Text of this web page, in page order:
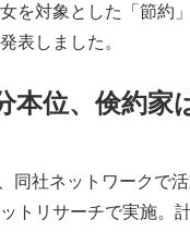
を対象とした「節約
表しました。
本位、倹約家
同社ネットワークで
トリサーチで実施。